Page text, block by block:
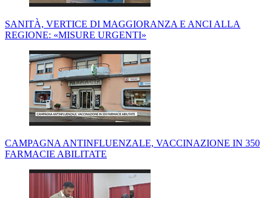
SANITÀ, VERTICE DI MAGGIORANZA E ANCI ALLA
REGIONE: «MISURE URGENTI»
CAMPAGNA ANTINFLUENZALE, VACCINAZIONE IN 350
FARMACIE ABILITATE